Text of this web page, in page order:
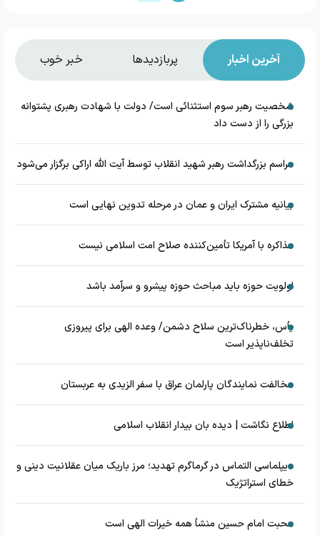
آخرین اخبار پربازدیدها خبر خوب
شخصیت رهبر سوم استثنائی است/ دولت با شهادت رهبری پشتوانه
بزرگی را از دست داد
مراسم بزرگداشت رهبر شهید انقلاب توسط آیت الله اراکی برگزار می‌شود
بیانیه مشترک ایران و عمان در مرحله تدوین نهایی است
مذاکره با آمریکا تأمین‌کننده صلاح امت اسلامی نیست
اولویت حوزه باید مباحث حوزه پیشرو و سرآمد باشد
یأس، خطرناک‌ترین سلاح دشمن/ وعده الهی برای پیروزی
تخلف‌ناپذیر است
مخالفت نمایندگان پارلمان عراق با سفر الزیدی به عربستان
اطلاع نگاشت | دیده بان بیدار انقلاب اسلامی
دیپلماسی التماس در گرماگرم تهدید؛ مرز باریک میان عقلانیت دینی و
خطای استراتژیک
محبت امام حسین منشأ همه خیرات الهی است